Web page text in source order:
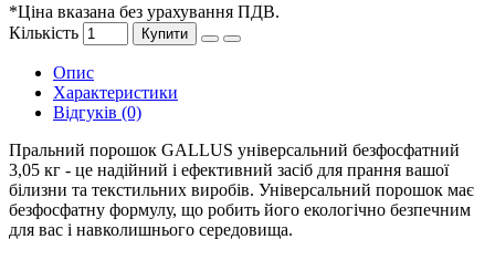
*Ціна вказана без урахування ПДВ.
Кількість
Купити
Опис
Характеристики
Відгуків (0)
Пральний порошок GALLUS універсальний безфосфатний
3,05 кг - це надійний і ефективний засіб для прання вашої
білизни та текстильних виробів. Універсальний порошок має
безфосфатну формулу, що робить його екологічно безпечним
для вас і навколишнього середовища.